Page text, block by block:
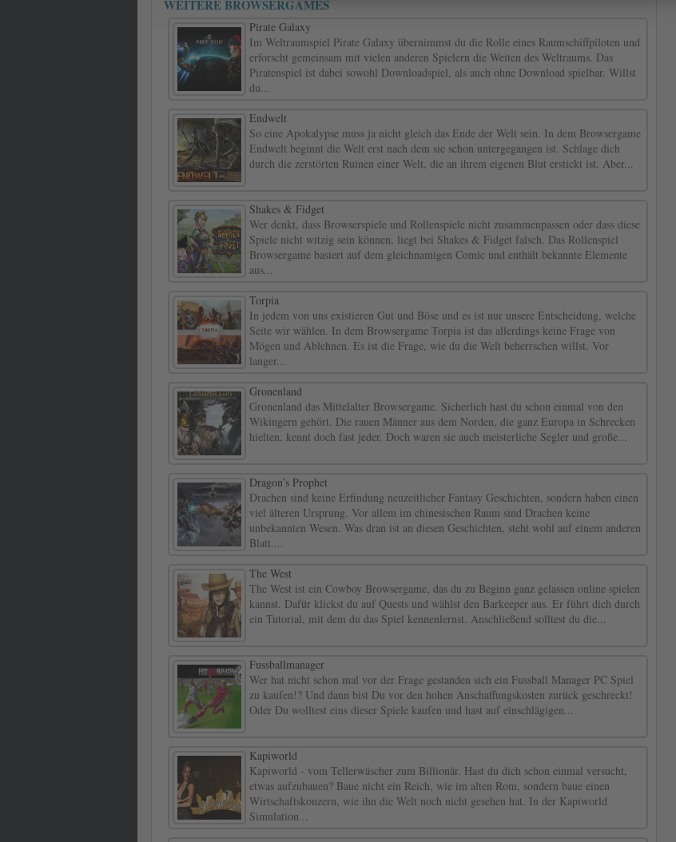
WEITERE BROWSERGAMES
Pirate Galaxy
Im Weltraumspiel Pirate Galaxy übernimmst du die Rolle eines Raumschiffpiloten und
erforscht gemeinsam mit vielen anderen Spielern die Weiten des Weltraums. Das
Piratenspiel ist dabei sowohl Downloadspiel, als auch ohne Download spielbar. Willst
du...
Endwelt
So eine Apokalypse muss ja nicht gleich das Ende der Welt sein. In dem Browsergame
Endwelt beginnt die Welt erst nach dem sie schon untergegangen ist. Schlage dich
durch die zerstörten Ruinen einer Welt, die an ihrem eigenen Blut erstickt ist. Aber...
Shakes & Fidget
Wer denkt, dass Browserspiele und Rollenspiele nicht zusammenpassen oder dass diese
Spiele nicht witzig sein können, liegt bei Shakes & Fidget falsch. Das Rollenspiel
Browsergame basiert auf dem gleichnamigen Comic und enthält bekannte Elemente
aus...
Torpia
In jedem von uns existieren Gut und Böse und es ist nur unsere Entscheidung, welche
Seite wir wählen. In dem Browsergame Torpia ist das allerdings keine Frage von
Mögen und Ablehnen. Es ist die Frage, wie du die Welt beherrschen willst. Vor
langer...
Gronenland
Gronenland das Mittelalter Browsergame. Sicherlich hast du schon einmal von den
Wikingern gehört. Die rauen Männer aus dem Norden, die ganz Europa in Schrecken
hielten, kennt doch fast jeder. Doch waren sie auch meisterliche Segler und große...
Dragon’s Prophet
Drachen sind keine Erfindung neuzeitlicher Fantasy Geschichten, sondern haben einen
viel älteren Ursprung. Vor allem im chinesischen Raum sind Drachen keine
unbekannten Wesen. Was dran ist an diesen Geschichten, steht wohl auf einem anderen
Blatt....
The West
The West ist ein Cowboy Browsergame, das du zu Beginn ganz gelassen online spielen
kannst. Dafür klickst du auf Quests und wählst den Barkeeper aus. Er führt dich durch
ein Tutorial, mit dem du das Spiel kennenlernst. Anschließend solltest du die...
Fussballmanager
Wer hat nicht schon mal vor der Frage gestanden sich ein Fussball Manager PC Spiel
zu kaufen!? Und dann bist Du vor den hohen Anschaffungskosten zurück geschreckt!
Oder Du wolltest eins dieser Spiele kaufen und hast auf einschlägigen...
Kapiworld
Kapiworld - vom Tellerwäscher zum Billionär. Hast du dich schon einmal versucht,
etwas aufzubauen? Baue nicht ein Reich, wie im alten Rom, sondern baue einen
Wirtschaftskonzern, wie ihn die Welt noch nicht gesehen hat. In der Kapiworld
Simulation...